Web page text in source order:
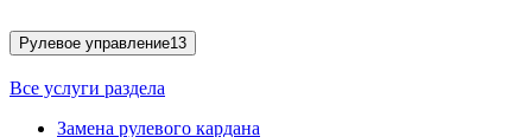
Рулевое управление13
Все услуги раздела
Замена рулевого кардана